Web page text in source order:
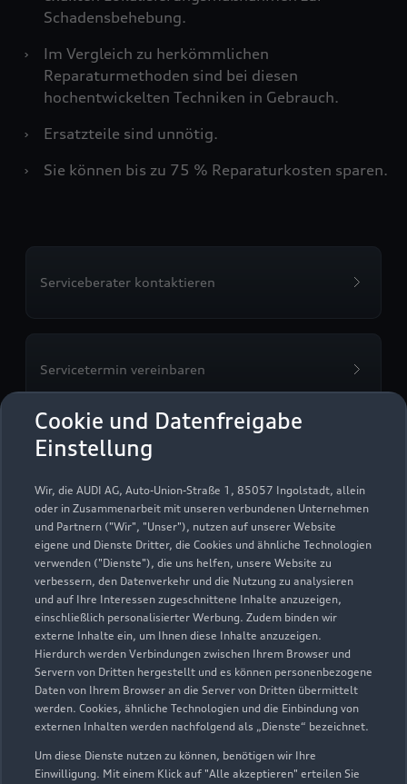
Cookie und Datenfreigabe
Einstellung
Wir, die AUDI AG, Auto-Union-Straße 1, 85057 Ingolstadt, allein
oder in Zusammenarbeit mit unseren verbundenen Unternehmen
und Partnern ("Wir", "Unser"), nutzen auf unserer Website
eigene und Dienste Dritter, die Cookies und ähnliche Technologien
verwenden ("Dienste"), die uns helfen, unsere Website zu
verbessern, den Datenverkehr und die Nutzung zu analysieren
und auf Ihre Interessen zugeschnittene Inhalte anzuzeigen,
einschließlich personalisierter Werbung. Zudem binden wir
externe Inhalte ein, um Ihnen diese Inhalte anzuzeigen.
Hierdurch werden Verbindungen zwischen Ihrem Browser und
Servern von Dritten hergestellt und es können personenbezogene
Daten von Ihrem Browser an die Server von Dritten übermittelt
werden. Cookies, ähnliche Technologien und die Einbindung von
externen Inhalten werden nachfolgend als „Dienste“ bezeichnet.
Um diese Dienste nutzen zu können, benötigen wir Ihre
Einwilligung. Mit einem Klick auf "Alle akzeptieren" erteilen Sie
Schadensbehebung.
›
Im Vergleich zu herkömmlichen
Reparaturmethoden sind bei diesen
hochentwickelten Techniken in Gebrauch.
›
Ersatzteile sind unnötig.
›
Sie können bis zu 75 % Reparaturkosten sparen.
Serviceberater kontaktieren
Servicetermin vereinbaren
Servicepartner e-tron